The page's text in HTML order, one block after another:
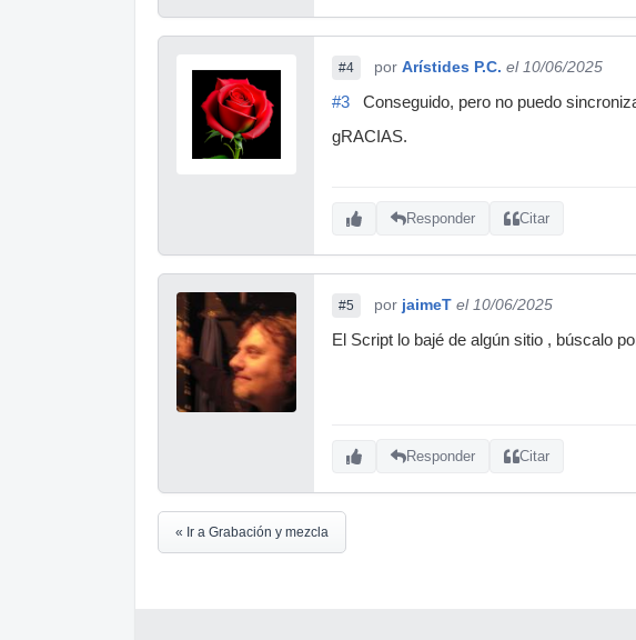
#4 por Arístides P.C. el 10/06/2025
#3 Conseguido, pero no puedo
gRACIAS.
Responder Citar
#5 por jaimeT el 10/06/2025
El Script lo bajé de algún sitio , búscalo
Responder Citar
« Ir a Grabación y mezcla